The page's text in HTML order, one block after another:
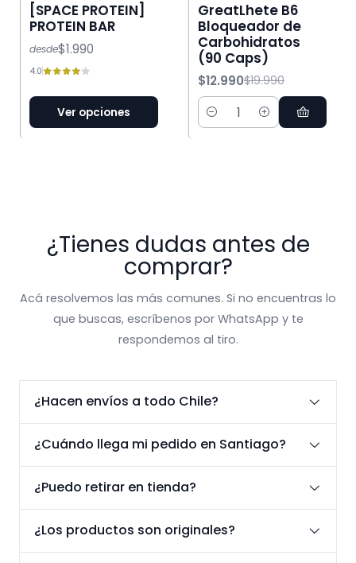
[SPACE PROTEIN]
PROTEIN BAR
desde$1.990
4.0
Ver opciones
GreatLhete B6
Bloqueador de
Carbohidratos
(90 Caps)
$12.990$19.990
Cantidad
¿Tienes dudas antes de
comprar?
Acá resolvemos las más comunes. Si no encuentras lo
que buscas, escríbenos por WhatsApp y te
respondemos al tiro.
¿Hacen envíos a todo Chile?
¿Cuándo llega mi pedido en Santiago?
¿Puedo retirar en tienda?
¿Los productos son originales?